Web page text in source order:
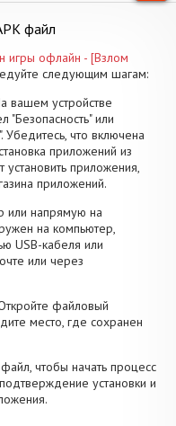
файл
игры офлайн - [Взлом
следующим шагам:
вашем устройстве
"Безопасность" или
Убедитесь, что включена
приложений из
установить приложения,
приложений.
или напрямую на
на компьютер,
USB-кабеля или
или через
файловый
место, где сохранен
чтобы начать процесс
установки и